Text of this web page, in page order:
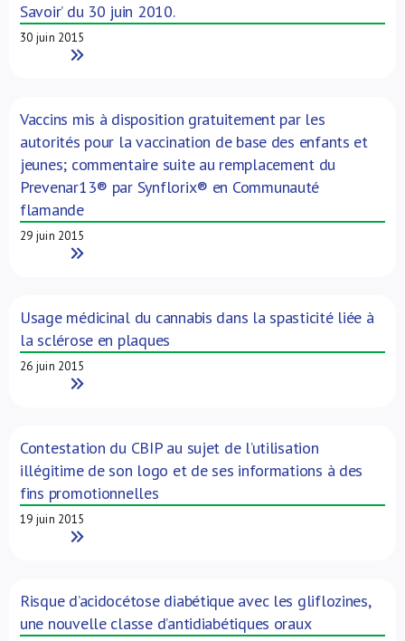
Savoir’ du 30 juin 2010.
30 juin 2015
Read More
Vaccins mis à disposition gratuitement par les
autorités pour la vaccination de base des enfants et
jeunes; commentaire suite au remplacement du
Prevenar13® par Synflorix® en Communauté
flamande
29 juin 2015
Read More
Usage médicinal du cannabis dans la spasticité liée à
la sclérose en plaques
26 juin 2015
Read More
Contestation du CBIP au sujet de l’utilisation
illégitime de son logo et de ses informations à des
fins promotionnelles
19 juin 2015
Read More
Risque d’acidocétose diabétique avec les gliflozines,
une nouvelle classe d’antidiabétiques oraux